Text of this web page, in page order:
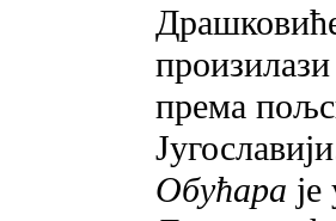
према
Oбућара je